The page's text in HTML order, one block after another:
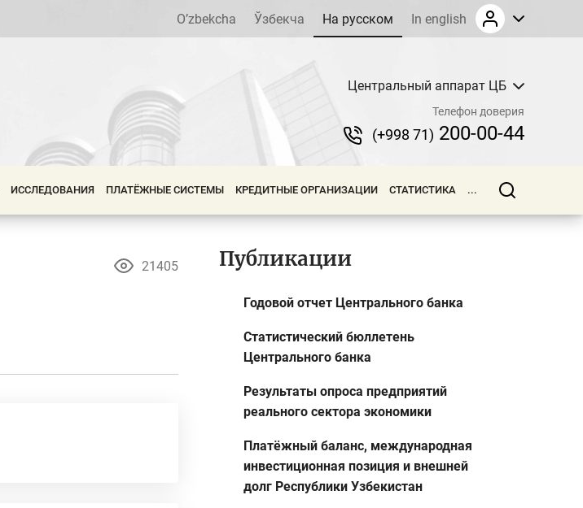
O’zbekcha Ўзбекча На русском In english
Центральный аппарат ЦБ
Телефон доверия
(+998 71) 200-00-44
ИССЛЕДОВАНИЯ ПЛАТЁЖНЫЕ СИСТЕМЫ КРЕДИТНЫЕ ОРГАНИЗАЦИИ СТАТИСТИКА ...
21405 Публикации
Годовой отчет Центрального банка
Статистический бюллетень
Центрального банка
Результаты опроса предприятий
реального сектора экономики
Платёжный баланс, международная
инвестиционная позиция и внешней
долг Республики Узбекистан